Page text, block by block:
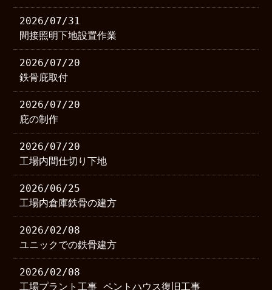
2026/07/31
間接照明下地設置作業
2026/07/20
鉄骨庇取付
2026/07/20
庇の制作
2026/07/20
工場内間仕切り下地
2026/06/25
工場内倉庫鉄骨の建方
2026/02/08
ユニックでの鉄骨建方
2026/02/08
工場プラント工事 ペントハウス復旧工事